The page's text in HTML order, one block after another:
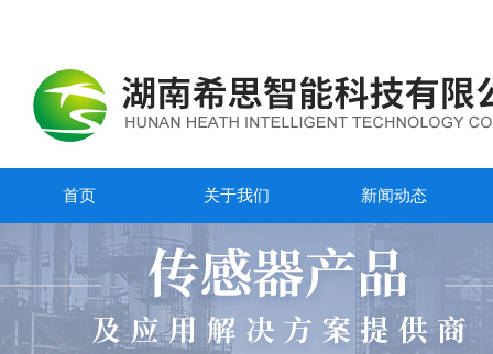
首页 关于我们 新闻动态